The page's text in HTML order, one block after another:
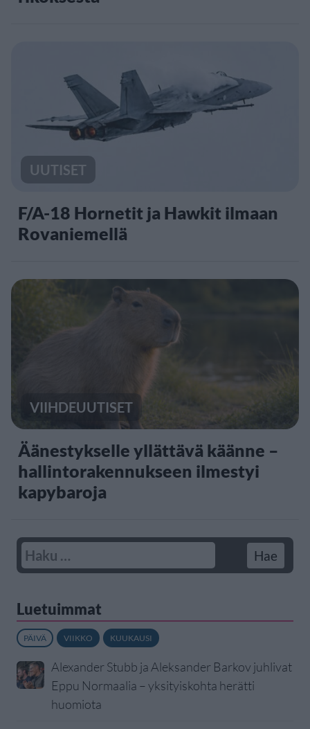
UUTISET
F/A-18 Hornetit ja Hawkit ilmaan
Rovaniemellä
VIIHDEUUTISET
Äänestykselle yllättävä käänne –
hallintorakennukseen ilmestyi
kapybaroja
Luetuimmat
PÄIVÄ VIIKKO KUUKAUSI
Alexander Stubb ja Aleksander Barkov juhlivat
Eppu Normaalia – yksityiskohta herätti
huomiota